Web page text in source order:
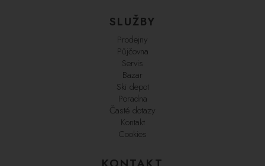
SLUŽBY
Prodejny
Půjčovna
Servis
Bazar
Ski depot
Poradna
Časté dotazy
Kontakt
Cookies